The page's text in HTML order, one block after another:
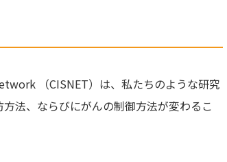
（CISNET）は、私たちのような研究
法、ならびにがんの制御方法が変わるこ